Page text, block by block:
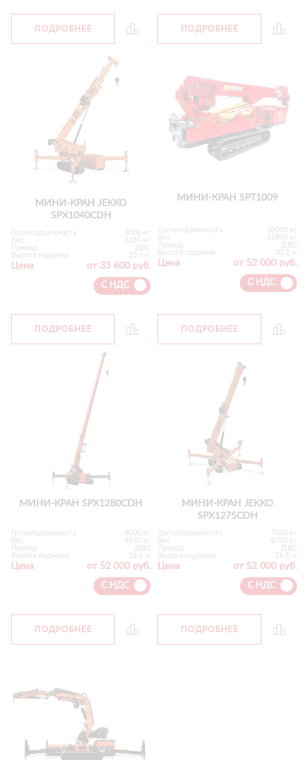
ПОДРОБНЕЕ ПОДРОБНЕЕ
МИНИ-КРАН JEKKO
SPX1040CDH
Грузоподъемность
4000 кг
Вес
7385 кг
Привод
ДВС
Высота подъема
23.5 м
Цена от 33 600 руб.
С НДС
ПОДРОБНЕЕ
МИНИ-КРАН SPT1009
Грузоподъемность
10000 кг
Вес
11800 кг
Привод
ДВС
Высота подъема
20.2 м
Цена от 52 000 руб.
С НДС
ПОДРОБНЕЕ
МИНИ-КРАН SPX1280CDH
Грузоподъемность
8000 кг
Вес
9450 кг
Привод
ДВС
Высота подъема
26.6 м
Цена от 52 000 руб.
С НДС
ПОДРОБНЕЕ
МИНИ-КРАН JEKKO
SPX1275CDH
Грузоподъемность
7500 кг
Вес
8750 кг
Привод
ДВС
Высота подъема
26.5 м
Цена от 52 000 руб.
С НДС
ПОДРОБНЕЕ